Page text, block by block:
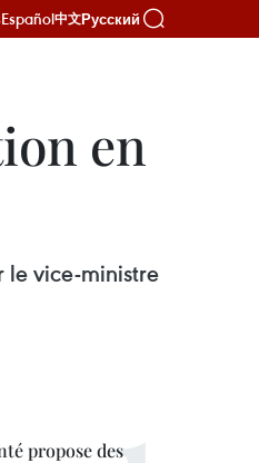
Español中文Русский
en
le vice-ministre
propose des